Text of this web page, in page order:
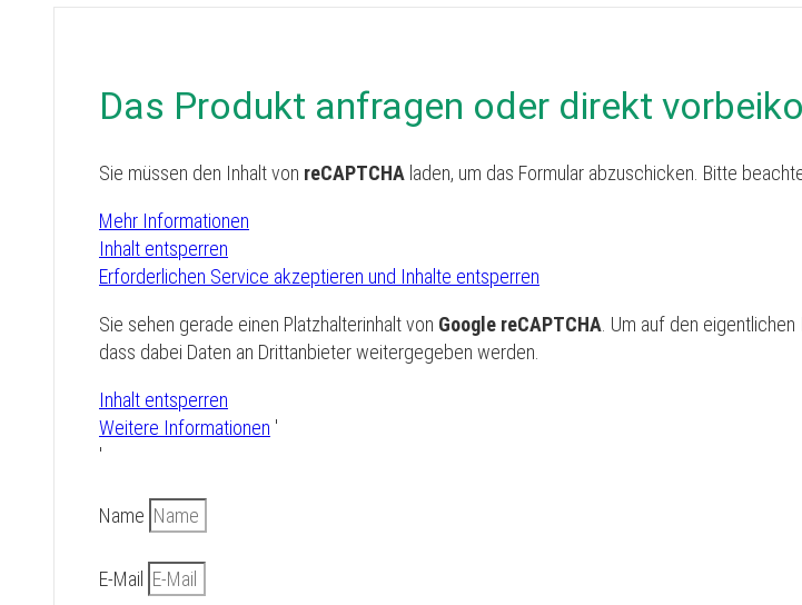
Das Produkt anfragen oder direkt
Sie müssen den Inhalt von reCAPTCHA laden, um das Formular abzuschicken. Bitte
Mehr Informationen
Inhalt entsperren
Erforderlichen Service akzeptieren und Inhalte entsperren
Sie sehen gerade einen Platzhalterinhalt von Google reCAPTCHA. Um auf den
dass dabei Daten an Drittanbieter weitergegeben werden.
Inhalt entsperren
Weitere Informationen '
'
Name
E-Mail